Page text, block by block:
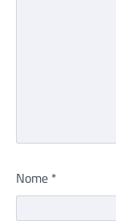
Nome *